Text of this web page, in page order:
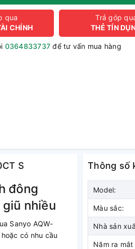
qua
CHÍNH
Trả góp
THẺ TÍN
0364833737 để tư vấn mua hàng
S
đông
nhiều
Sanyo AQW-
có nhu cầu
Thông số
Model:
Màu sắc:
Nhà sản
Năm ra mắt